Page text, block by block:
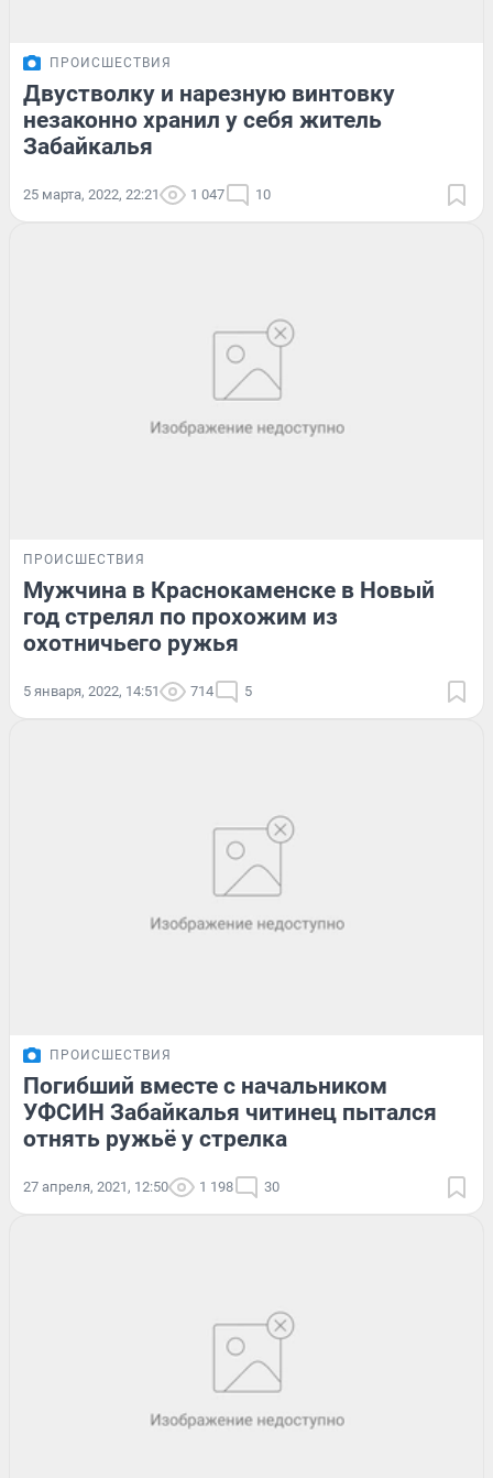
ПРОИСШЕСТВИЯ
Двустволку и нарезную винтовку
незаконно хранил у себя житель
Забайкалья
25 марта, 2022, 22:21 1 047 10
ПРОИСШЕСТВИЯ
Мужчина в Краснокаменске в Новый
год стрелял по прохожим из
охотничьего ружья
5 января, 2022, 14:51 714 5
ПРОИСШЕСТВИЯ
Погибший вместе с начальником
УФСИН Забайкалья читинец пытался
отнять ружьё у стрелка
27 апреля, 2021, 12:50 1 198 30